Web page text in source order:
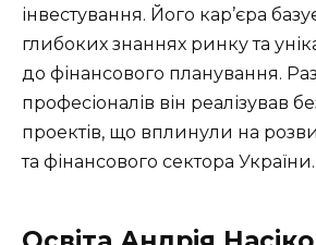
інвестування. Його кар’єра
глибоких знаннях ринку та
до фінансового планування.
професіоналів він реалізував
проектів, що вплинули на
та фінансового сектора України.